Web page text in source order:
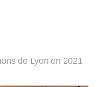
de Lyon en 2021